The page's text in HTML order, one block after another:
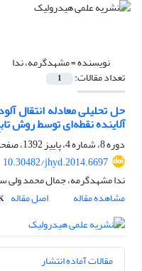
نویسنده =مشهدگرمه، ندا
تعداد مقالات: 1
حل تحلیلی معادله انتقال
آلاینده نقطه‌ای توسط روش
دوره 8، شماره 4، پاییز 1392، صفحه
10.30482/jhyd.2014.6697
ندا مشهدگرمه، جمال محمد ولی
مشاهده مقاله
اصل مقاله
مقالات آماده انتشار